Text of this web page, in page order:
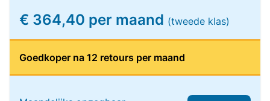
€ 364,40 per maand (tweede klas)
Goedkoper na 12 retours per maand